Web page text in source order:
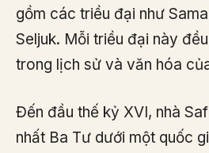
gồm các triều đại như
Seljuk. Mỗi triều đại này
trong lịch sử và văn hóa
Đến đầu thế kỷ XVI, nhà
nhất Ba Tư dưới một quốc